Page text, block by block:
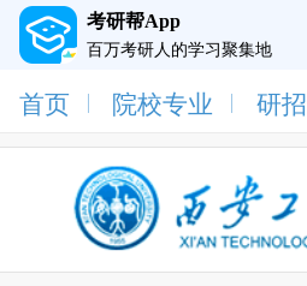
考研帮App
百万考研人的学习聚集地
首页 院校专业 研招